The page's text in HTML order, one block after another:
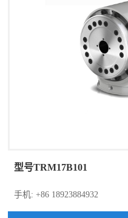
型号TRM17B101
手机: +86 18923884932